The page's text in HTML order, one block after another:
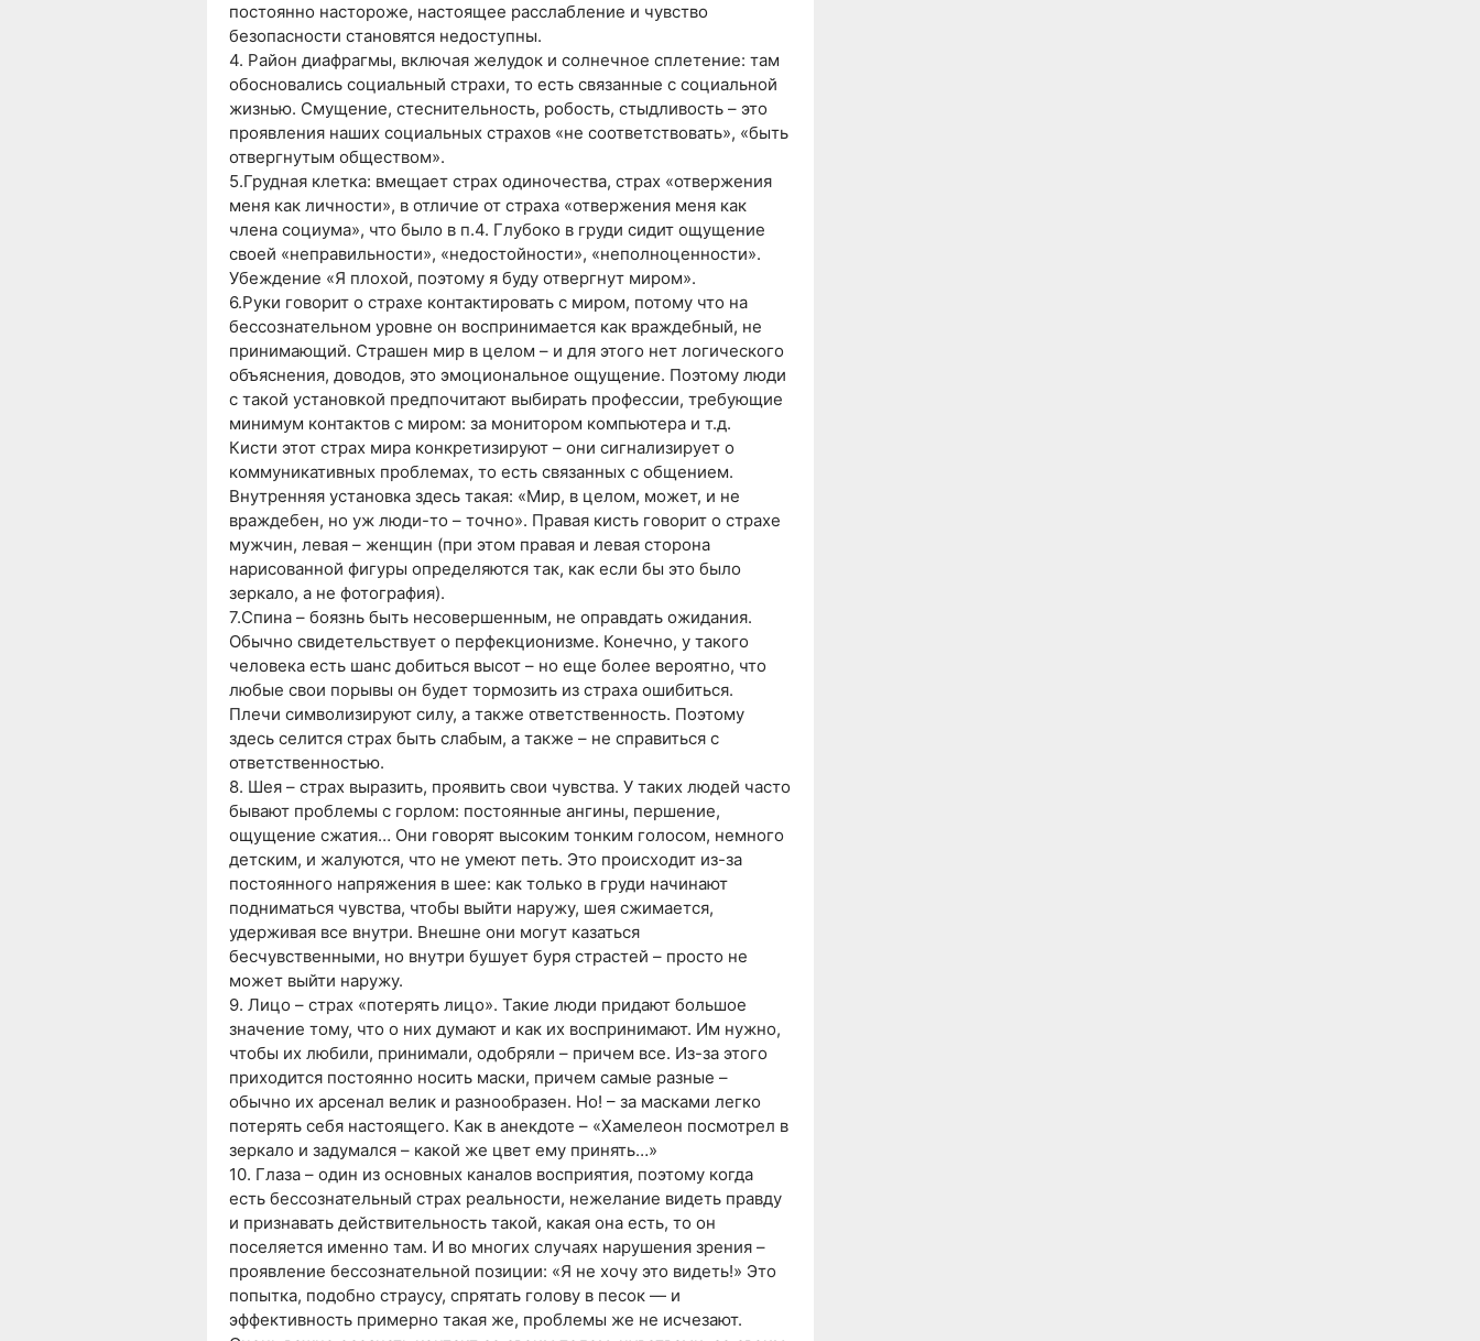
постоянно настороже, настоящее расслабление и чувство
безопасности становятся недоступны.
4. Район диафрагмы, включая желудок и солнечное сплетение: там
обосновались социальный страхи, то есть связанные с социальной
жизнью. Смущение, стеснительность, робость, стыдливость – это
проявления наших социальных страхов «не соответствовать», «быть
отвергнутым обществом».
5.Грудная клетка: вмещает страх одиночества, страх «отвержения
меня как личности», в отличие от страха «отвержения меня как
члена социума», что было в п.4. Глубоко в груди сидит ощущение
своей «неправильности», «недостойности», «неполноценности».
Убеждение «Я плохой, поэтому я буду отвергнут миром».
6.Руки говорит о страхе контактировать с миром, потому что на
бессознательном уровне он воспринимается как враждебный, не
принимающий. Страшен мир в целом – и для этого нет логического
объяснения, доводов, это эмоциональное ощущение. Поэтому люди
с такой установкой предпочитают выбирать профессии, требующие
минимум контактов с миром: за монитором компьютера и т.д.
Кисти этот страх мира конкретизируют – они сигнализирует о
коммуникативных проблемах, то есть связанных с общением.
Внутренняя установка здесь такая: «Мир, в целом, может, и не
враждебен, но уж люди-то – точно». Правая кисть говорит о страхе
мужчин, левая – женщин (при этом правая и левая сторона
нарисованной фигуры определяются так, как если бы это было
зеркало, а не фотография).
7.Спина – боязнь быть несовершенным, не оправдать ожидания.
Обычно свидетельствует о перфекционизме. Конечно, у такого
человека есть шанс добиться высот – но еще более вероятно, что
любые свои порывы он будет тормозить из страха ошибиться.
Плечи символизируют силу, а также ответственность. Поэтому
здесь селится страх быть слабым, а также – не справиться с
ответственностью.
8. Шея – страх выразить, проявить свои чувства. У таких людей часто
бывают проблемы с горлом: постоянные ангины, першение,
ощущение сжатия… Они говорят высоким тонким голосом, немного
детским, и жалуются, что не умеют петь. Это происходит из-за
постоянного напряжения в шее: как только в груди начинают
подниматься чувства, чтобы выйти наружу, шея сжимается,
удерживая все внутри. Внешне они могут казаться
бесчувственными, но внутри бушует буря страстей – просто не
может выйти наружу.
9. Лицо – страх «потерять лицо». Такие люди придают большое
значение тому, что о них думают и как их воспринимают. Им нужно,
чтобы их любили, принимали, одобряли – причем все. Из-за этого
приходится постоянно носить маски, причем самые разные –
обычно их арсенал велик и разнообразен. Но! – за масками легко
потерять себя настоящего. Как в анекдоте – «Хамелеон посмотрел в
зеркало и задумался – какой же цвет ему принять…»
10. Глаза – один из основных каналов восприятия, поэтому когда
есть бессознательный страх реальности, нежелание видеть правду
и признавать действительность такой, какая она есть, то он
поселяется именно там. И во многих случаях нарушения зрения –
проявление бессознательной позиции: «Я не хочу это видеть!» Это
попытка, подобно страусу, спрятать голову в песок — и
эффективность примерно такая же, проблемы же не исчезают.